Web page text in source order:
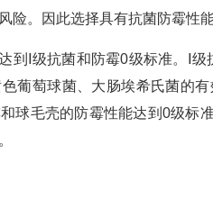
险。因此选择具有抗菌防霉性
到Ⅰ级抗菌和防霉0级标准。Ⅰ
葡萄球菌、大肠埃希氏菌的
球毛壳的防霉性能达到0级标